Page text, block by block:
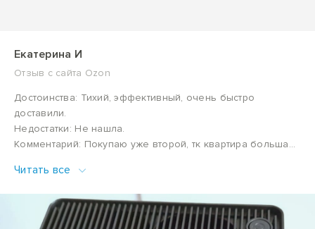
Екатерина И
Отзыв с сайта Ozon
Достоинства: Тихий, эффективный, очень быстро
доставили.
Недостатки: Не нашла.
Комментарий: Покупаю уже второй, тк квартира большая.
промывным основным фильтром и хорошо помогает при
ночной режим, спать не мешает. Весь функционал
настраивается, надо включила, нет выключила. После
Читать все